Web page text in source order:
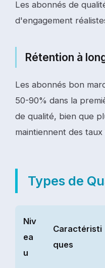
Les abonnés de
d'engagement
Rétention à
Les abonnés bon
50-90% dans la
de qualité, bien que
maintiennent des
Types de
Niv
ea
u
Caractéristi
ques